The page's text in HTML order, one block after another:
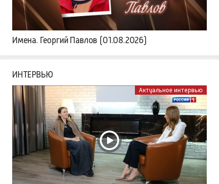
Имена. Георгий Павлов (01.08.2026)
ИНТЕРВЬЮ
Актуальное интервью